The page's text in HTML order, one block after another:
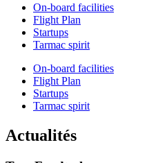
On-board facilities
Flight Plan
Startups
Tarmac spirit
On-board facilities
Flight Plan
Startups
Tarmac spirit
Actualités